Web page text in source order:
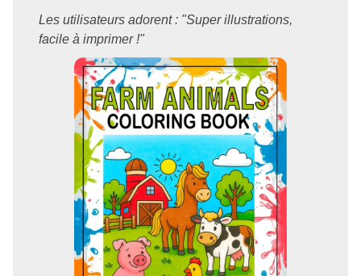
Les utilisateurs adorent : "Super illustrations,
facile à imprimer !"